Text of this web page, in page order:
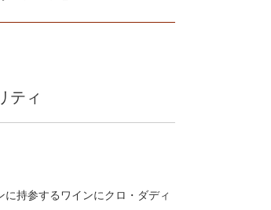
ティ
持参するワインにクロ・ダディ